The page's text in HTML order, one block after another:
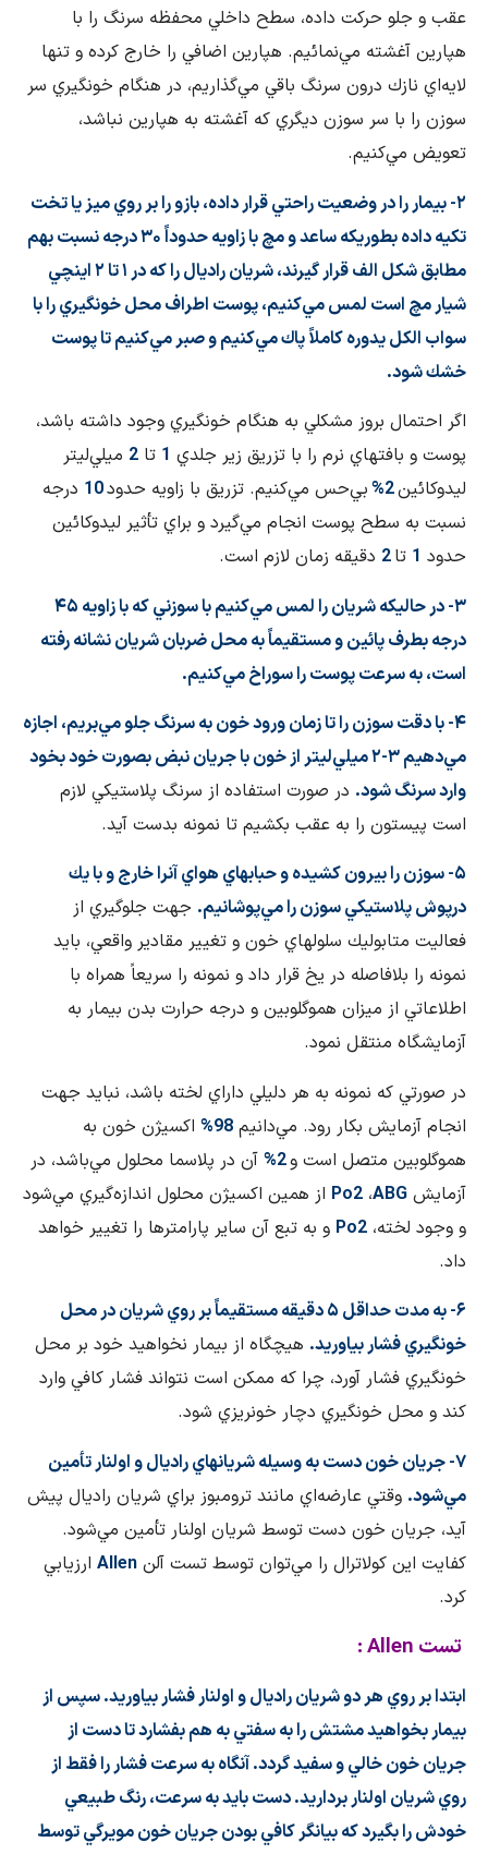
عقب و جلو حركت داده، سطح داخلي محفظه سرنگ را با
هپارين آغشته مي‌نمائیم. هپارين اضافي را خارج كرده و تنها
لايه‌اي نازك درون سرنگ باقي مي‌گذاريم، در هنگام خونگيري سر
سوزن را با سر سوزن ديگري كه آغشته به هپارين نباشد،
تعويض مي‌كنيم.
۲- بيمار را در وضعيت راحتي قرار داده، بازو را بر روي ميز يا تخت
تكيه داده بطوريكه ساعد و مچ با زاويه حدوداً ۳۰ درجه نسبت بهم
مطابق شكل الف قرار گيرند، شريان راديال را كه در ۱ تا ۲ اينچي
شيار مچ است لمس مي‌كنيم، پوست اطراف محل خونگيري را با
سواب الكل يدوره كاملاً پاك مي‌كنيم و صبر مي‌كنيم تا پوست
خشك شود.
اگر احتمال بروز مشكلي به هنگام خونگيري وجود داشته باشد،
پوست و بافتهاي نرم را با تزريق زير جلدي 1 تا 2 ميلي‌ليتر
ليدوكائين
بي‌حس مي‌كنيم. تزريق با زاويه حدود
درجه
نسبت به سطح پوست انجام مي‌گيرد و براي تأثير ليدوكائين
حدود 1 تا
دقيقه زمان لازم است.
۳- در حاليكه شريان را لمس مي‌كنيم با سوزني كه با زاويه ۴۵
درجه بطرف پائين و مستقيماً به محل ضربان شريان نشانه رفته
است، به سرعت پوست را سوراخ مي‌كنيم.
۴- با دقت سوزن را تا زمان ورود خون به سرنگ جلو مي‌بريم، اجازه
مي‌دهيم ۳-۲ ميلي‌ليتر از خون با جريان نبض بصورت خود بخود
وارد سرنگ شود. در صورت استفاده از سرنگ پلاستيكي لازم
است پيستون را به عقب بكشيم تا نمونه بدست آيد.
۵- سوزن را بيرون كشيده و حبابهاي هواي آنرا خارج و با يك
درپوش پلاستيكي سوزن را مي‌پوشانيم. جهت جلوگيري از
فعاليت متابوليك سلولهاي خون و تغيير مقادير واقعي، بايد
نمونه را بلافاصله در يخ قرار داد و نمونه را سريعاً همراه با
اطلاعاتي از ميزان هموگلوبين و درجه حرارت بدن بيمار به
آزمايشگاه منتقل نمود.
در صورتي كه نمونه به هر دليلي داراي لخته باشد، نبايد جهت
انجام آزمايش بكار رود. مي‌دانيم 98%
اكسيژن خون به
هموگلوبين متصل است و
آن در پلاسما محلول مي‌باشد، در
آزمايش ABG، Po2 از همين اكسيژن محلول اندازه‌گيري مي‌شود
و وجود لخته، Po2 و به تبع آن ساير پارامترها را تغيير خواهد
داد.
۶- به مدت حداقل ۵ دقيقه مستقيماً بر روي شريان در محل
خونگيري فشار بياوريد. هيچگاه از بيمار نخواهيد خود بر محل
خونگيري فشار آورد، چرا كه ممكن است نتواند فشار كافي وارد
كند و محل خونگيري دچار خونريزي شود.
۷- جريان خون دست به وسيله شريانهاي راديال و اولنار تأمين
مي‌شود. وقتي عارضه‌اي مانند ترومبوز براي شريان راديال پيش
آيد، جريان خون دست توسط شريان اولنار تأمين مي‌شود.
كفايت اين كولاترال را مي‌توان توسط تست آلن Allen ارزيابي
كرد.
تست Allen
:
ابتدا بر روي هر دو شريان راديال و اولنار فشار بياوريد. سپس از
بيمار بخواهيد مشتش را به سفتي به هم بفشارد تا دست از
جريان خون خالي و سفيد گردد. آنگاه به سرعت فشار را فقط از
روي شريان اولنار برداريد. دست بايد به سرعت، رنگ طبيعي
خودش را بگيرد كه بيانگر كافي بودن جريان خون مويرگي توسط